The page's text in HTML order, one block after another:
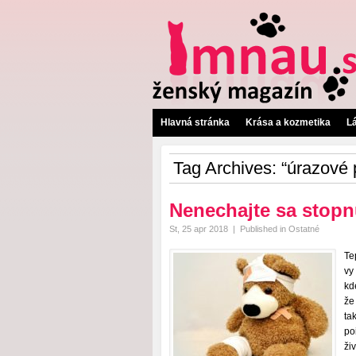
Hlavná stránka Krása a kozmetika
Tag Archives: “úrazové
Nenechajte sa
St, 25 apr 2018 | Published in Ostatné
vy
že